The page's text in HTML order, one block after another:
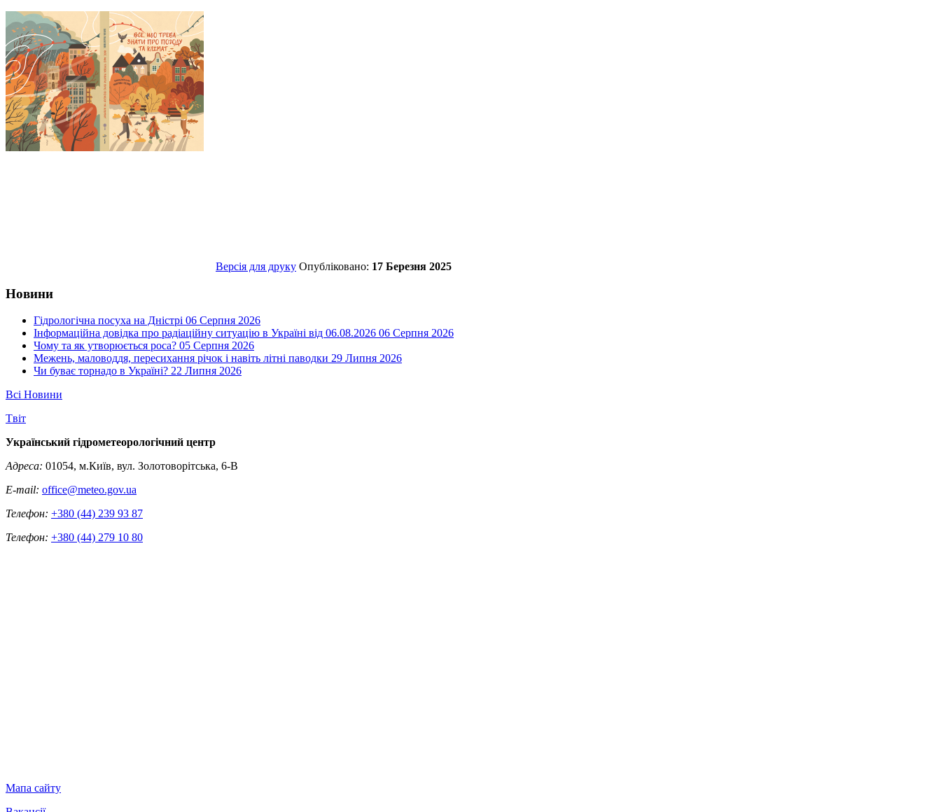
Версія для друку Опубліковано: 17 Березня 2025
Новини
Гідрологічна посуха на Дністрі 06 Серпня 2026
Інформаційна довідка про радіаційну ситуацію в Україні від 06.08.2026 06 Серпня 2026
Чому та як утворюється роса? 05 Серпня 2026
Межень, маловоддя, пересихання річок і навіть літні паводки 29 Липня 2026
Чи буває торнадо в Україні? 22 Липня 2026
Всі Новини
Tвіт
Український гідрометеорологічний центр
Адреса: 01054, м.Київ, вул. Золотоворітська, 6-В
E-mail: office@meteo.gov.ua
Телефон: +380 (44) 239 93 87
Телефон: +380 (44) 279 10 80
Мапа сайту